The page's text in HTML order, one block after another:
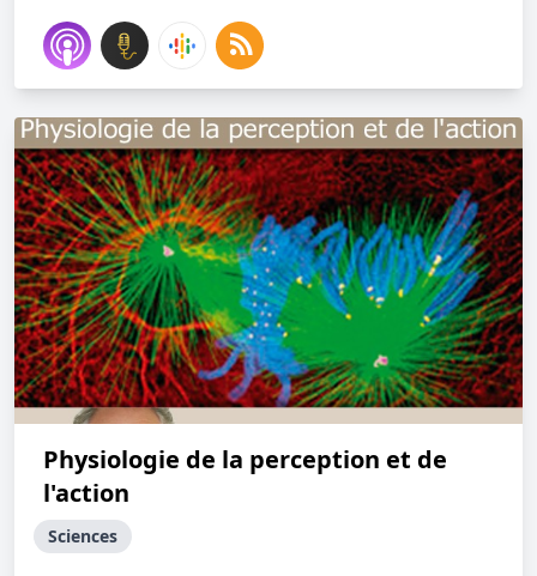
Physiologie de la perception et de
l'action
Sciences